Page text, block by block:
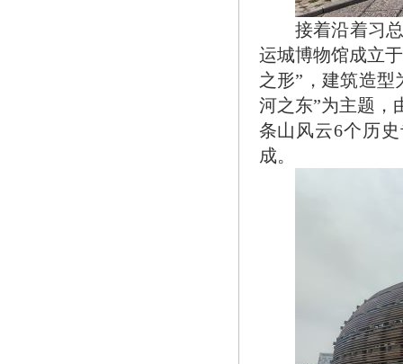
接着沿着习
运城博物馆成立于
之形”，建筑造
河之东”为主题，
条山风云6个历
成。